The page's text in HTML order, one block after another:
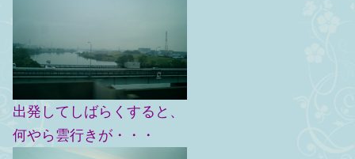
出発してしばらくすると、
何やら雲行きが・・・